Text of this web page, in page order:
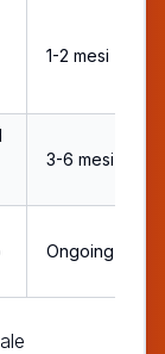
1-2 mesi
3-6 mesi
Ongoing